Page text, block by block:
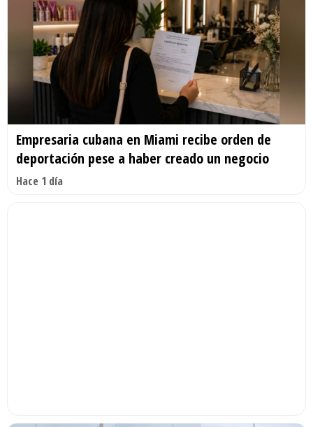
Empresaria cubana en Miami recibe orden de
deportación pese a haber creado un negocio
Hace 1 día